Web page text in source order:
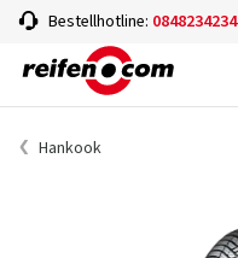
Bestellhotline: 0848234234
Hankook